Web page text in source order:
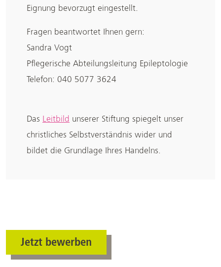
Eignung bevorzugt eingestellt.
Fragen beantwortet Ihnen gern:
Sandra Vogt
Pflegerische Abteilungsleitung Epileptologie
Telefon: 040 5077 3624
Das Leitbild unserer Stiftung spiegelt unser
christliches Selbstverständnis wider und
bildet die Grundlage Ihres Handelns.
Jetzt bewerben